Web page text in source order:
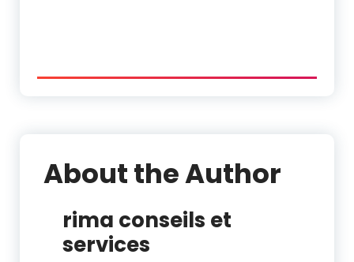
About the Author
rima conseils et
services